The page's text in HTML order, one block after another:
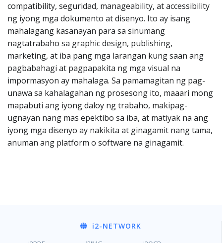
compatibility, seguridad, manageability, at accessibility
ng iyong mga dokumento at disenyo. Ito ay isang
mahalagang kasanayan para sa sinumang
nagtatrabaho sa graphic design, publishing,
marketing, at iba pang mga larangan kung saan ang
pagbabahagi at pagpapakita ng mga visual na
impormasyon ay mahalaga. Sa pamamagitan ng pag-
unawa sa kahalagahan ng prosesong ito, maaari mong
mapabuti ang iyong daloy ng trabaho, makipag-
ugnayan nang mas epektibo sa iba, at matiyak na ang
iyong mga disenyo ay nakikita at ginagamit nang tama,
anuman ang platform o software na ginagamit.
i2-NETWORK